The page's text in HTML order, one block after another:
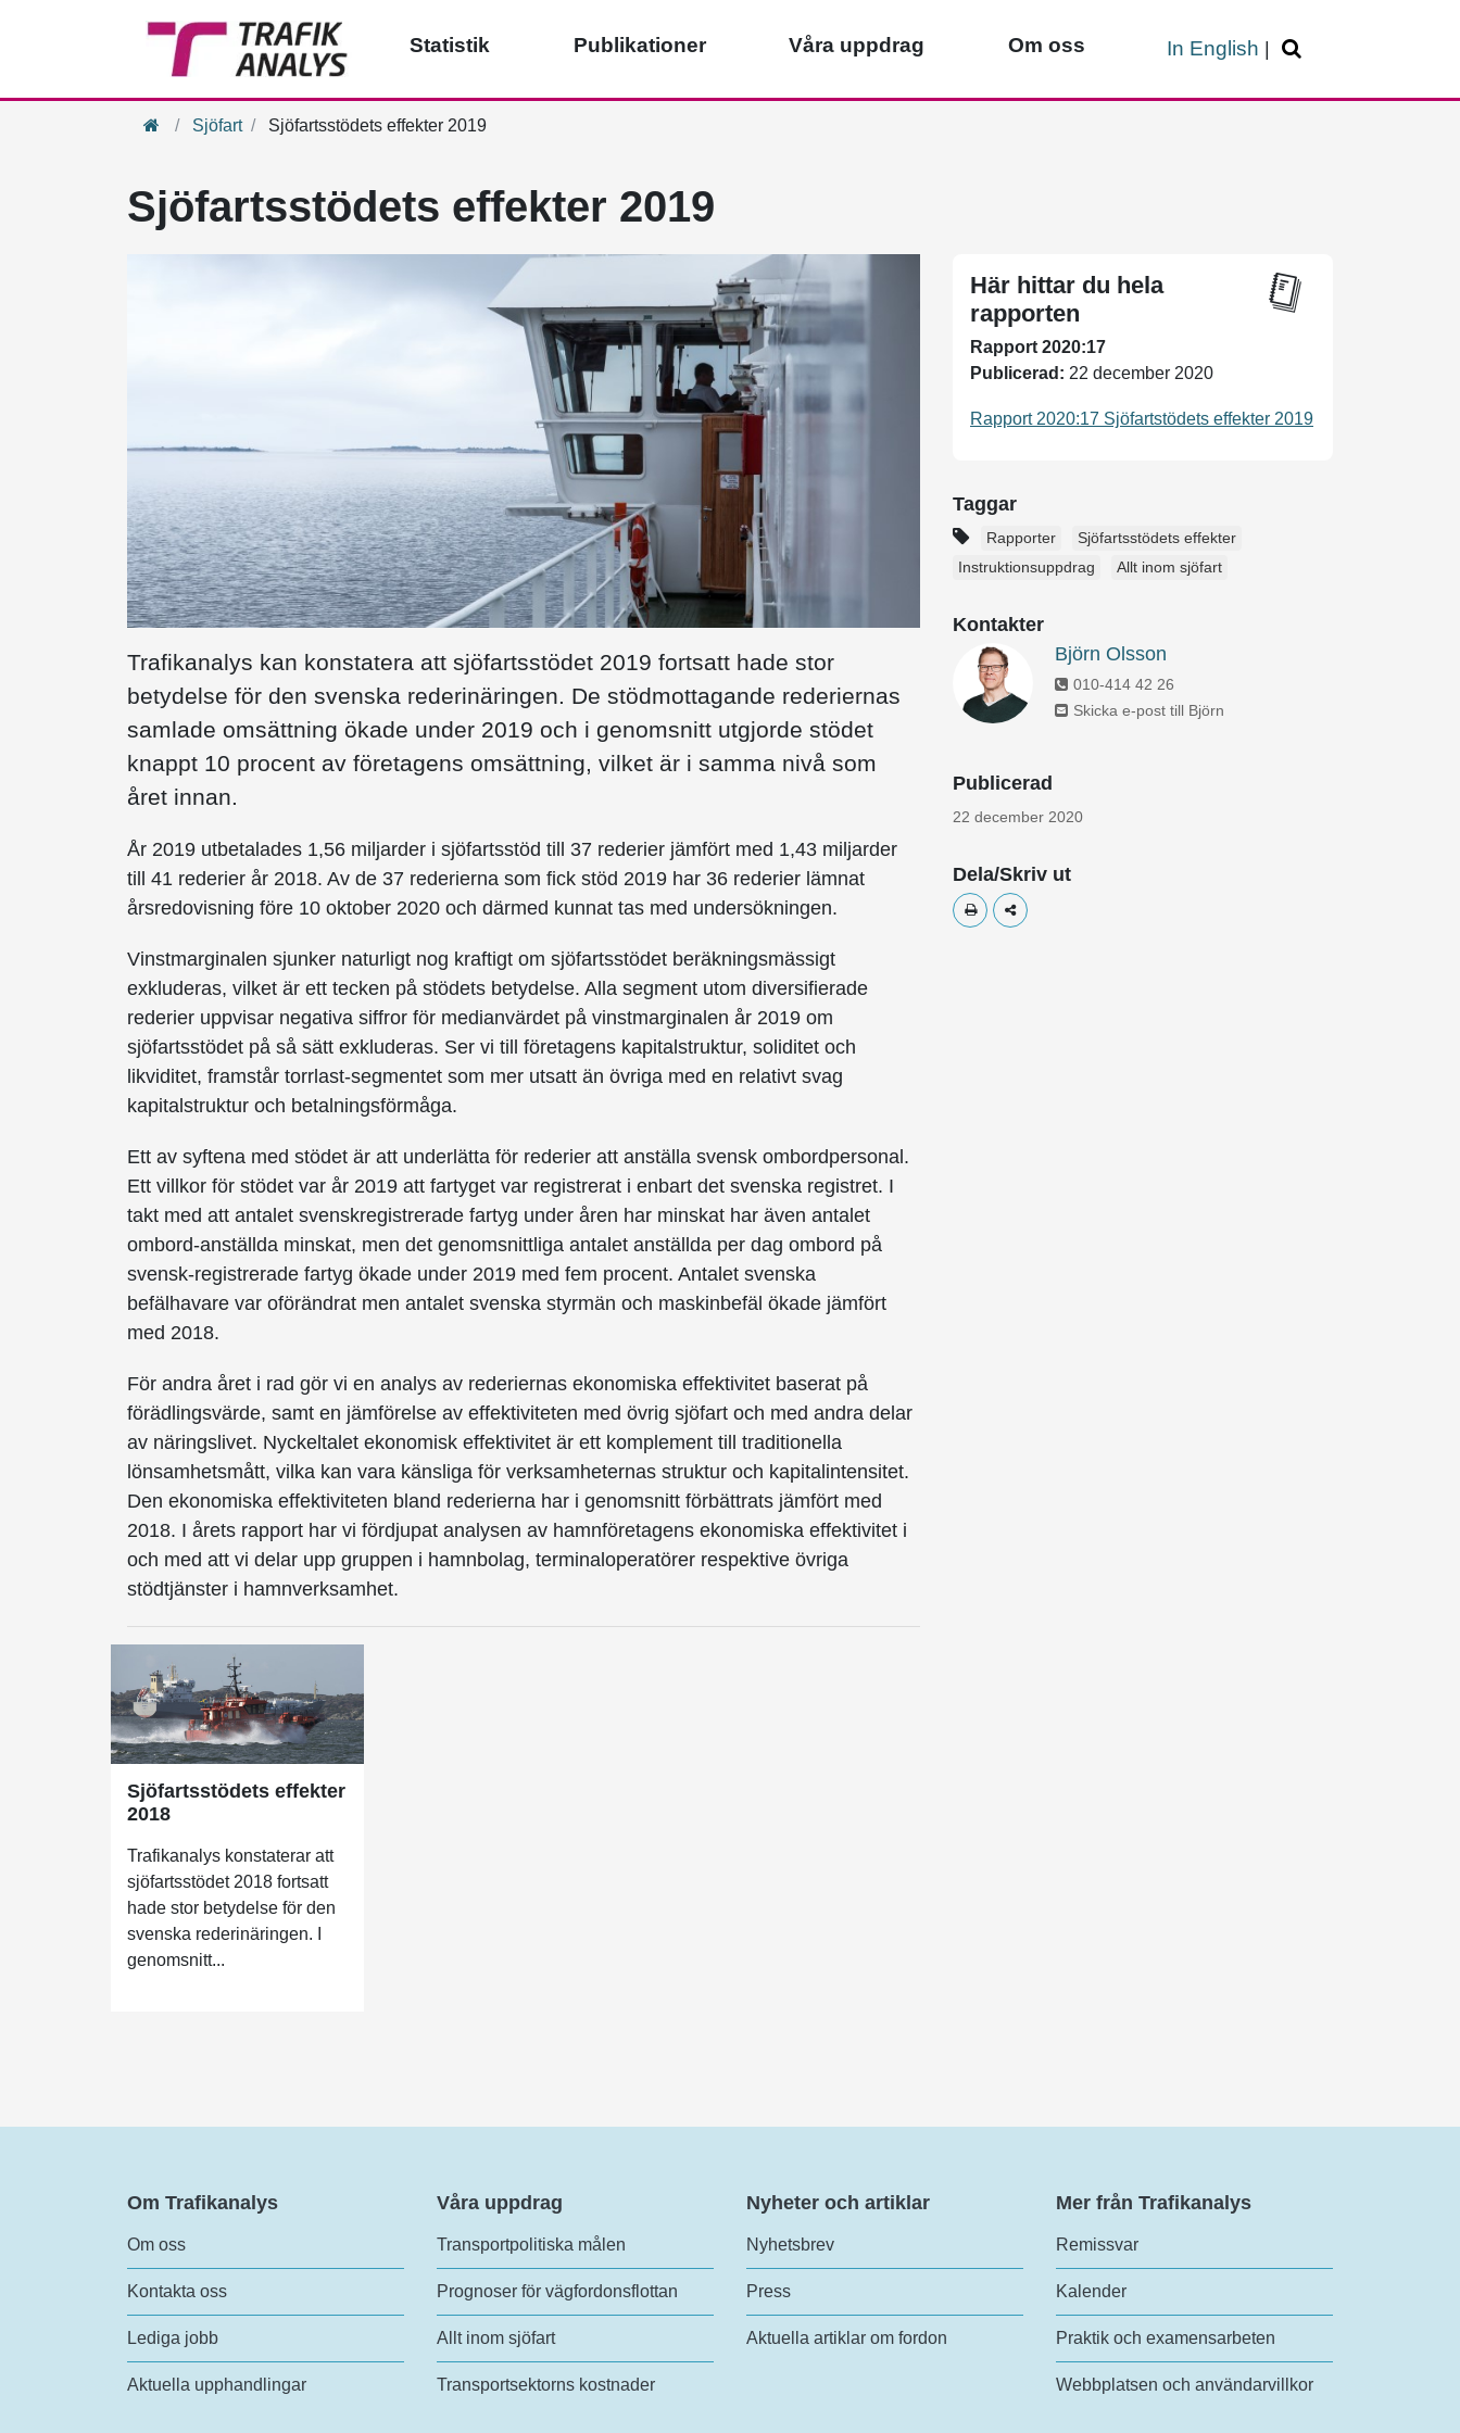
Statistik Publikationer Våra uppdrag Om oss In English
HemSjöfart Sjöfartsstödets effekter 2019
Sjöfartsstödets effekter 2019
Trafikanalys kan konstatera att sjöfartsstödet 2019 fortsatt hade stor
betydelse för den svenska rederinäringen. De stödmottagande rederiernas
samlade omsättning ökade under 2019 och i genomsnitt utgjorde stödet
knappt 10 procent av företagens omsättning, vilket är i samma nivå som
året innan.
År 2019 utbetalades 1,56 miljarder i sjöfartsstöd till 37 rederier jämfört med 1,43 miljarder
till 41 rederier år 2018. Av de 37 rederierna som fick stöd 2019 har 36 rederier lämnat
årsredovisning före 10 oktober 2020 och därmed kunnat tas med undersökningen.
Vinstmarginalen sjunker naturligt nog kraftigt om sjöfartsstödet beräkningsmässigt
exkluderas, vilket är ett tecken på stödets betydelse. Alla segment utom diversifierade
rederier uppvisar negativa siffror för medianvärdet på vinstmarginalen år 2019 om
sjöfartsstödet på så sätt exkluderas. Ser vi till företagens kapitalstruktur, soliditet och
likviditet, framstår torrlast-segmentet som mer utsatt än övriga med en relativt svag
kapitalstruktur och betalningsförmåga.
Ett av syftena med stödet är att underlätta för rederier att anställa svensk ombordpersonal.
Ett villkor för stödet var år 2019 att fartyget var registrerat i enbart det svenska registret. I
takt med att antalet svenskregistrerade fartyg under åren har minskat har även antalet
ombord-anställda minskat, men det genomsnittliga antalet anställda per dag ombord på
svensk-registrerade fartyg ökade under 2019 med fem procent. Antalet svenska
befälhavare var oförändrat men antalet svenska styrmän och maskinbefäl ökade jämfört
med 2018.
För andra året i rad gör vi en analys av rederiernas ekonomiska effektivitet baserat på
förädlingsvärde, samt en jämförelse av effektiviteten med övrig sjöfart och med andra delar
av näringslivet. Nyckeltalet ekonomisk effektivitet är ett komplement till traditionella
lönsamhetsmått, vilka kan vara känsliga för verksamheternas struktur och kapitalintensitet.
Den ekonomiska effektiviteten bland rederierna har i genomsnitt förbättrats jämfört med
2018. I årets rapport har vi fördjupat analysen av hamnföretagens ekonomiska effektivitet i
och med att vi delar upp gruppen i hamnbolag, terminaloperatörer respektive övriga
stödtjänster i hamnverksamhet.
Sjöfartsstödets effekter
2018
Trafikanalys konstaterar att
sjöfartsstödet 2018 fortsatt
hade stor betydelse för den
svenska rederinäringen. I
genomsnitt...
Här hittar du hela
rapporten
Rapport 2020:17
Publicerad: 22 december 2020
Rapport 2020:17 Sjöfartstödets effekter 2019
Taggar
Rapporter
Sjöfartsstödets effekter
Instruktionsuppdrag
Allt inom sjöfart
Kontakter
Björn Olsson
010-414 42 26
Skicka e-post till Björn
Publicerad
22 december 2020
Dela/Skriv ut
Skriv utDela
Om Trafikanalys
Om oss
Kontakta oss
Lediga jobb
Aktuella upphandlingar
Våra uppdrag
Transportpolitiska målen
Prognoser för vägfordonsflottan
Allt inom sjöfart
Transportsektorns kostnader
Nyheter och artiklar
Nyhetsbrev
Press
Aktuella artiklar om fordon
Mer från Trafikanalys
Remissvar
Kalender
Praktik och examensarbeten
Webbplatsen och användarvillkor